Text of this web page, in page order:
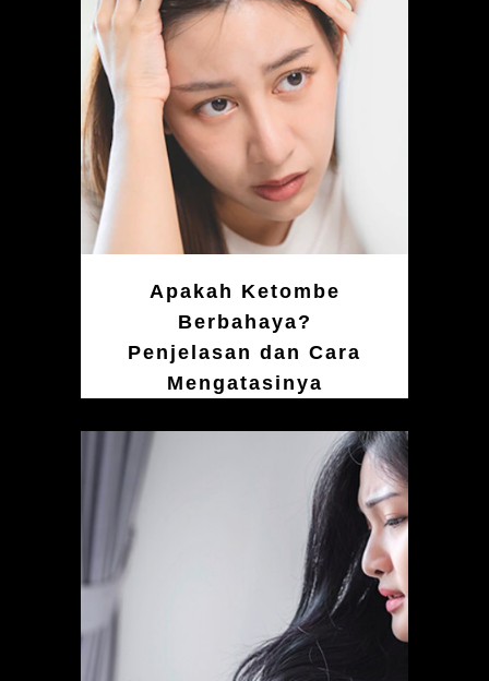
Apakah Ketombe
Berbahaya?
Penjelasan dan Cara
Mengatasinya